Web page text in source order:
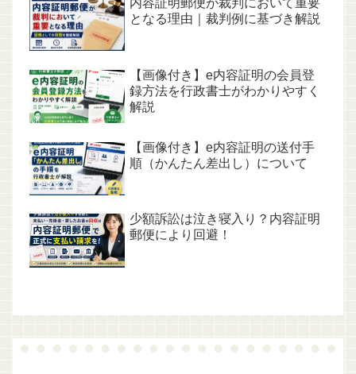
となる理由｜裁判例に基づき解説
【画像付き】e内容証明の会員登
録方法を行政書士がわかりやすく
解説
【画像付き】e内容証明の送付手
順（かんたん差出し）について
少額訴訟は泣き寝入り？内容証明
郵便により回避！